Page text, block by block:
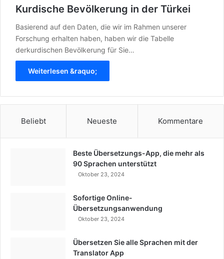
Kurdische Bevölkerung in der Türkei
Basierend auf den Daten, die wir im Rahmen unserer
Forschung erhalten haben, haben wir die Tabelle
derkurdischen Bevölkerung für Sie…
Weiterlesen &raquo;
Beliebt Neueste Kommentare
Beste Übersetzungs-App, die mehr als
90 Sprachen unterstützt
Oktober 23, 2024
Sofortige Online-
Übersetzungsanwendung
Oktober 23, 2024
Übersetzen Sie alle Sprachen mit der
Translator App